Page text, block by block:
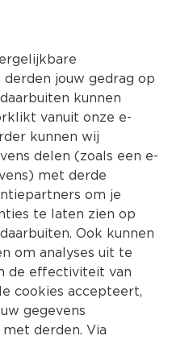
Kies jouw
Producten
jouw gedrag op
kunnen
vanuit onze e-
kunnen wij
delen (zoals een e-
met derde
om je
te laten zien op
Ook kunnen
om analyses uit te
de effectiviteit van
cookies accepteert,
gegevens
derden. Via